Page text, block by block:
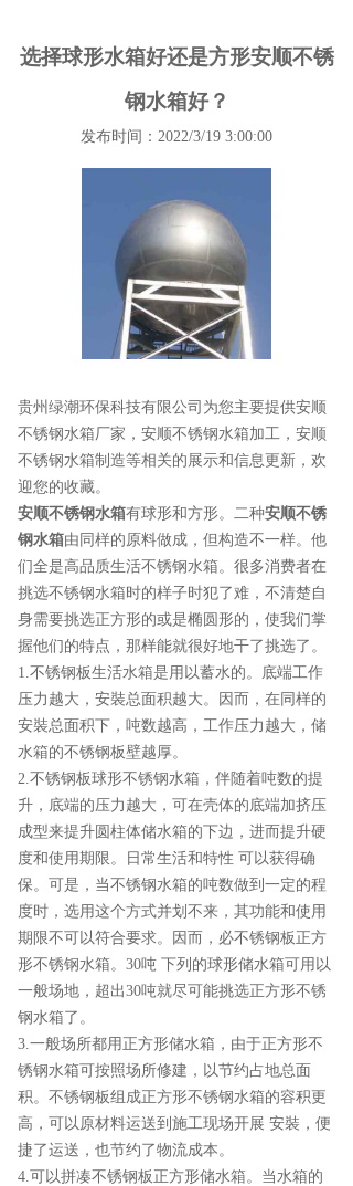
选择球形水箱好还是方形安顺不锈
钢水箱好？
发布时间：2022/3/19 3:00:00
贵州绿潮环保科技有限公司为您主要提供安顺
不锈钢水箱厂家 ，安顺不锈钢水箱加工，安顺
不锈钢水箱制造等相关的展示和信息更新，欢
迎您的收藏。
安顺不锈钢水箱有球形和方形。二种安顺不锈
钢水箱由同样的原料做成，但构造不一样。他
们全是高品质生活不锈钢水箱。很多消费者在
挑选不锈钢水箱时的样子时犯了难，不清楚自
身需要挑选正方形的或是椭圆形的，使我们掌
握他们的特点，那样能就很好地干了挑选了。
1.不锈钢板生活水箱是用以蓄水的。底端工作
压力越大，安裝总面积越大。因而，在同样的
安裝总面积下，吨数越高，工作压力越大，储
水箱的不锈钢板壁越厚。
2.不锈钢板球形不锈钢水箱，伴随着吨数的提
升，底端的压力越大，可在壳体的底端加挤压
成型来提升圆柱体储水箱的下边，进而提升硬
度和使用期限。日常生活和特性 可以获得确
保。可是，当不锈钢水箱的吨数做到一定的程
度时，选用这个方式并划不来，其功能和使用
期限不可以符合要求。因而，必不锈钢板正方
形不锈钢水箱。30吨 下列的球形储水箱可用以
一般场地，超出30吨就尽可能挑选正方形不锈
钢水箱了。
3.一般场所都用正方形储水箱，由于正方形不
锈钢水箱可按照场所修建，以节约占地总面
积。不锈钢板组成正方形不锈钢水箱的容积更
高，可以原材料运送到施工现场开展 安裝，便
捷了运送，也节约了物流成本。
4.可以拼凑不锈钢板正方形储水箱。当水箱的